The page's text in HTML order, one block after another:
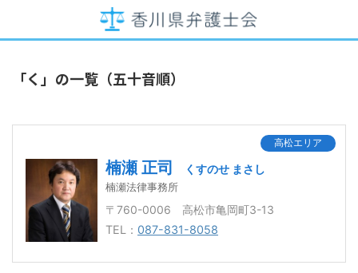
「く」の一覧（五十音順）
高松エリア
楠瀬 正司 くすのせ まさし
楠瀬法律事務所
〒760-0006 高松市亀岡町3-13
TEL： 087-831-8058